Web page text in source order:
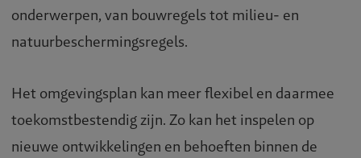
onderwerpen, van bouwregels tot milieu- en
natuurbeschermingsregels.
Het omgevingsplan kan meer flexibel en daarmee
toekomstbestendig zijn. Zo kan het inspelen op
nieuwe ontwikkelingen en behoeften binnen de